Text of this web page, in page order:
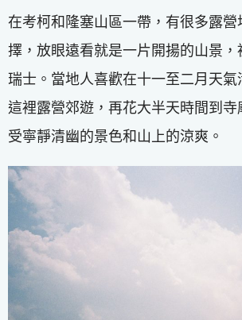
在考柯和隆塞山區一帶，有很多露
擇，放眼遠看就是一片開揚的山景
瑞士。當地人喜歡在十一至二月天氣
這裡露營郊遊，再花大半天時間到寺
受寧靜清幽的景色和山上的涼爽。